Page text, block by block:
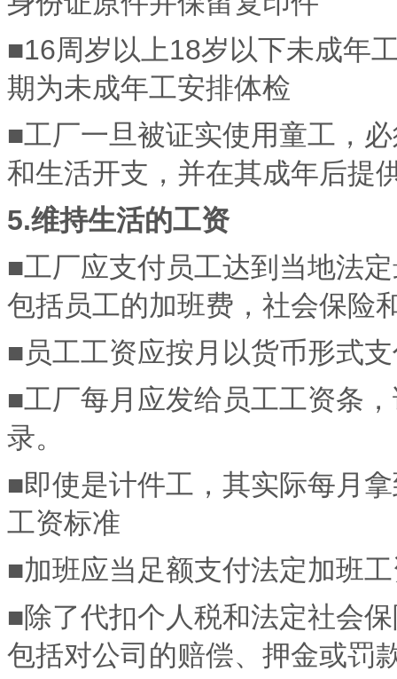
■16周岁以上18岁以下未成年
期为未成年工安排体检
■工厂一旦被证实使用童工，
和生活开支，并在其成年后提
5.维持生活的工资
■工厂应支付员工达到当地法
包括员工的加班费，社会保险
■员工工资应按月以货币形式
■工厂每月应发给员工工资条
录。
■即使是计件工，其实际每月
工资标准
■加班应当足额支付法定加班
■除了代扣个人税和法定社会
包括对公司的赔偿、押金或罚